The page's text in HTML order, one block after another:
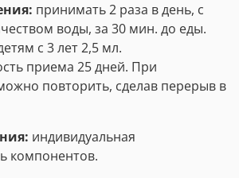
принимать 2 раза в день, с
воды, за 30 мин. до еды.
с 3 лет 2,5 мл.
приема 25 дней. При
повторить, сделав перерыв в
индивидуальная
компонентов.